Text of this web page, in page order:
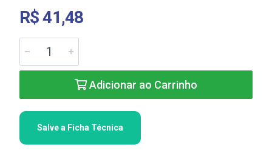
R$ 41,48
Adicionar ao Carrinho
Salve a Ficha Técnica